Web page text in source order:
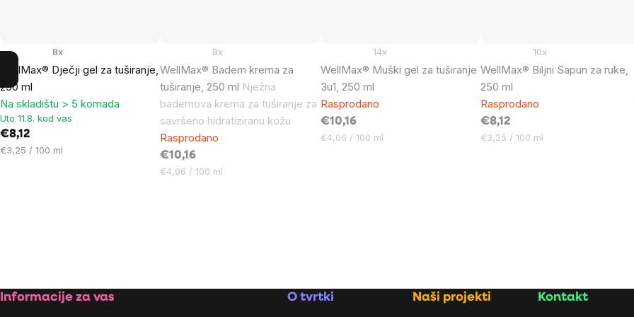
WellMax® Dječji gel za tuširanje,
250 ml
8x
Na skladištu > 5 komada
Uto 11.8. kod vas
€8,12
Cijena
€3,25 / 100 ml
WellMax® Badem krema za
tuširanje, 250 ml Nježna
bademova krema za tuširanje za
savršeno hidratiziranu kožu
8x
Rasprodano
€10,16
Cijena
€4,06 / 100 ml
WellMax® Muški gel za tuširanje
3u1, 250 ml
14x
Rasprodano
€10,16
Cijena
€4,06 / 100 ml
WellMax® Biljni Sapun za ruke,
250 ml
10x
Rasprodano
€8,12
Cijena
€3,25 / 100 ml
Footer
Informacije za vas O tvrtki Naši projekti Kontakt